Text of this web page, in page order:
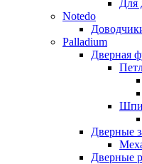
Для
Notedo
Palladium
Дверная
Дверные
Дверные